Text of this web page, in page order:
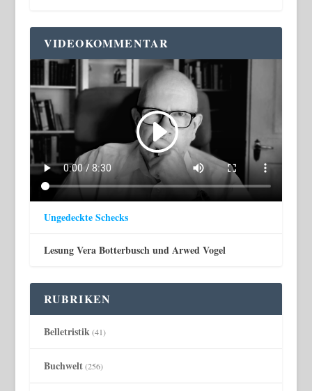
VIDEOKOMMENTAR
Ungedeckte Schecks
Lesung Vera Botterbusch und Arwed Vogel
RUBRIKEN
Belletristik (41)
Buchwelt(256)